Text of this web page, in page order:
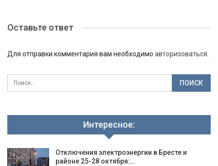
Оставьте ответ
Для отправки комментария вам необходимо авторизоваться
Интересное:
Отключения электроэнергии в Бресте и
районе 25-28 октября:…